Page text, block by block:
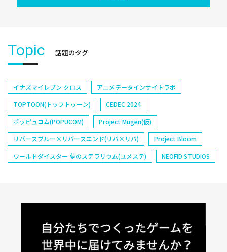
Topic 話題のタグ
イナズマイレブン クロス
アニメデータインサイトラボ
TOPTOON(トップトゥーン)
CEDEC 2024
ポッピュコム(POPUCOM)
Project Mugen(仮)
リバースブルー×リバースエンド(リバ×リバ)
Project Bloom
ワールドダイスター 夢のステラリウム(ユメステ)
NEOFID STUDIOS